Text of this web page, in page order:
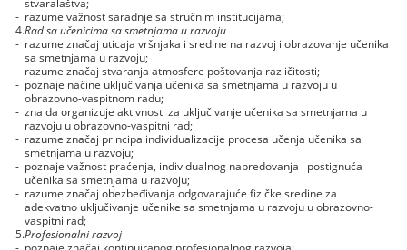
- razume važnost saradnje sa stručnim institucijama;
4.Rad sa učenicima sa smetnjama u razvoju
- razume značaj uticaja vršnjaka i sredine na razvoj i obrazovanje učenika
sa smetnjama u razvoju;
- razume značaj stvaranja atmosfere poštovanja različitosti;
- poznaje načine uključivanja učenika sa smetnjama u razvoju u
obrazovno-vaspitnom radu;
- zna da organizuje aktivnosti za uključivanje učenika sa smetnjama u
razvoju u obrazovno-vaspitni rad;
- razume značaj principa individualizacije procesa učenja učenika sa
smetnjama u razvoju;
- poznaje važnost praćenja, individualnog napredovanja i postignuća
učenika sa smetnjama u razvoju;
- razume značaj obezbeđivanja odgovarajuće fizičke sredine za
adekvatno uključivanje učenike sa smetnjama u razvoju u obrazovno-
vaspitni rad;
5.Profesionalni razvoj
- poznaje značaj kontinuiranog profesionalnog razvoja;